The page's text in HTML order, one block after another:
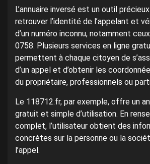
L’annuaire inversé est un outil
retrouver l’identité de l’appelant et
d’un numéro inconnu, notamment
0758. Plusieurs services en ligne
permettent à chaque citoyen de
d’un appel et d’obtenir les
du propriétaire, professionnels ou
Le 118712.fr, par exemple, offre un
gratuit et simple d’utilisation. En
complet, l’utilisateur obtient des
concrètes sur la personne ou la
l’appel.